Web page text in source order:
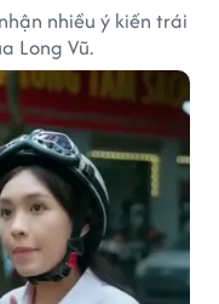
nhiều ý kiến trái
Long Vũ.